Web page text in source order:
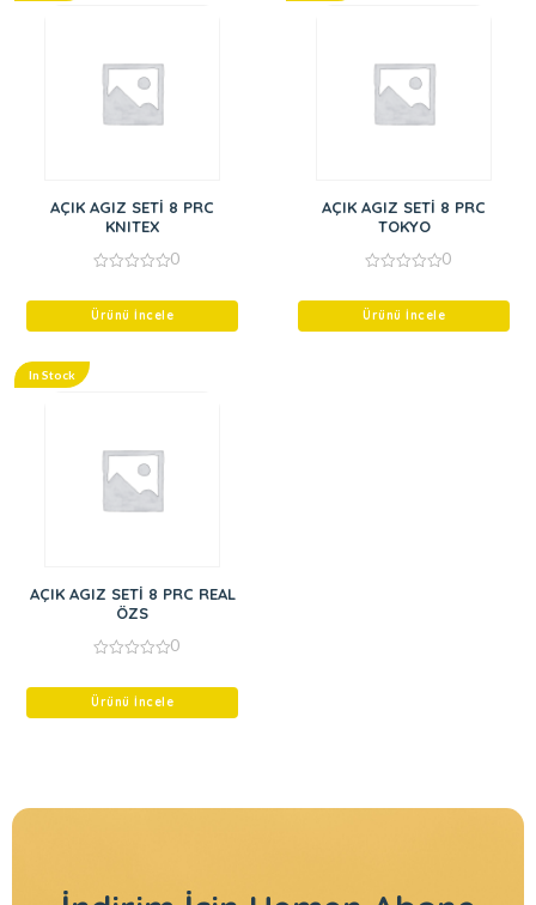
AÇIK AGIZ SETİ 8 PRC
KNITEX
of
0
Ürünü İncele
AÇIK AGIZ SETİ 8 PRC
TOKYO
of
0
Ürünü İncele
In Stock
AÇIK AGIZ SETİ 8 PRC REAL
ÖZS
of
0
Ürünü İncele